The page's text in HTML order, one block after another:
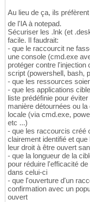
Au lieu de ça, ils
de l'IA à notepad.
Sécuriser les .lnk (et
facile. Il faudrait:
- que le raccourcit ne
une console (cmd.exe
protéger contre l'injection
script (powershell, bash,
- que les ressources
- que les applications
liste prédéfinie pour
manière détournées ou
locale (via cmd.exe,
etc ...)
- que les raccourcis créé
clairement identifié et
leur droit à être ouvert
- que la longueur de la
pour réduire l'efficacité
dans celui-ci
- que l'ouverture d'un
confirmation avec un
ouvert